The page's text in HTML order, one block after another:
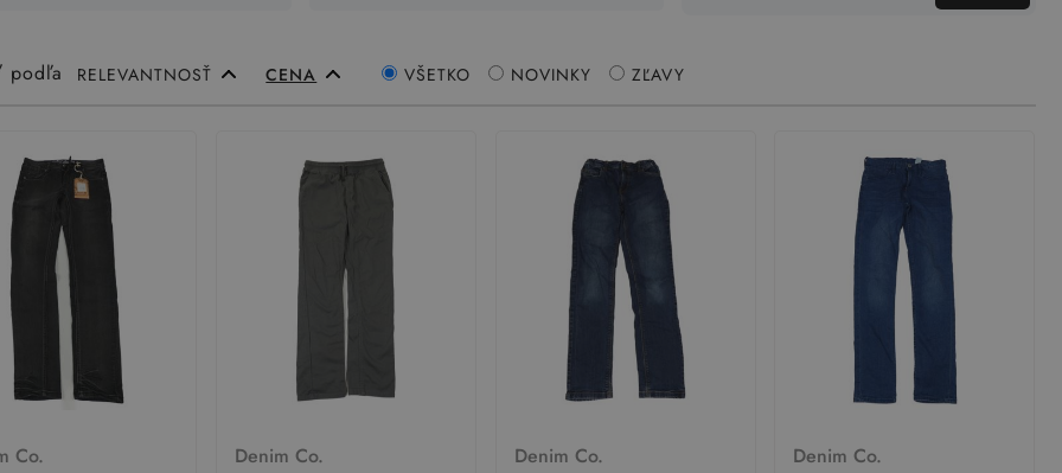
podľa RELEVANTNOSŤ CENA VŠETKO NOVINKY ZĽAVY
Co. Denim Co. Denim Co. Denim Co.